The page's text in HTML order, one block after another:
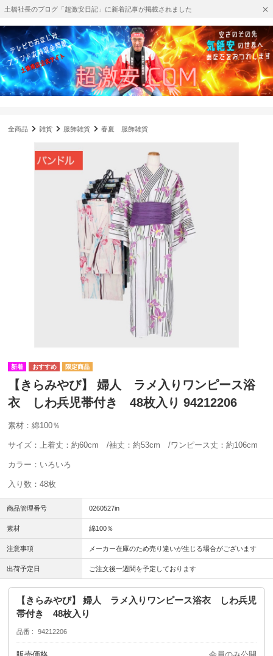
土橋社長のブログ「超激安日記」に新着記事が掲載されました
全商品 雑貨 服飾雑貨 春夏 服飾雑貨
【きらみやび】 婦人 ラメ入りワンピース浴
衣 しわ兵児帯付き 48枚入り 94212206
素材：綿100％
サイズ：上着丈：約60cm /袖丈：約53cm /ワンピース丈：約106cm
カラー：いろいろ
入り数：48枚
商品管理番号 0260527in
素材 綿100％
注意事項 メーカー在庫のため売り違いが生じる場合がございます
出荷予定日 ご注文後一週間を予定しております
【きらみやび】 婦人 ラメ入りワンピース浴衣 しわ兵児
帯付き 48枚入り
品番 94212206